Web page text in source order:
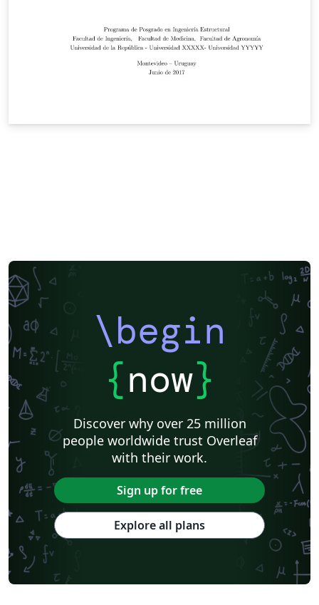
\begin
{now}
Discover why over 25 million
people worldwide trust Overleaf
with their work.
Sign up for free
Explore all plans